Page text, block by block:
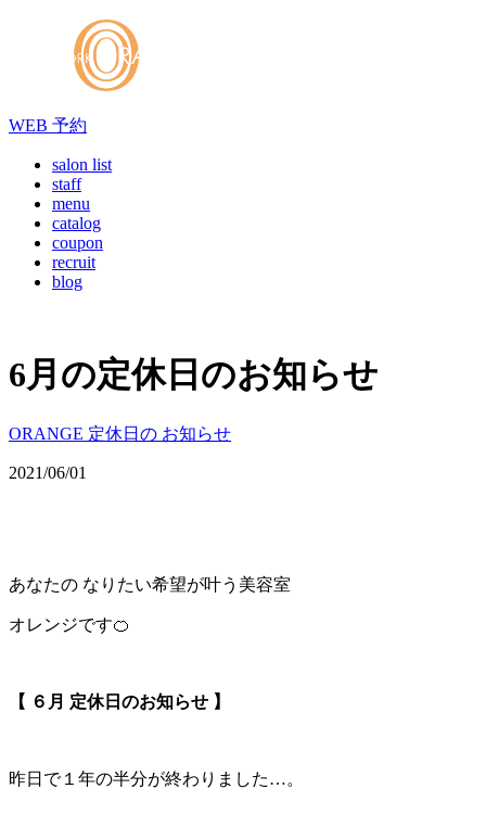
WEB 予約
salon list
staff
menu
catalog
coupon
recruit
blog
6月の定休日のお知らせ
ORANGE 定休日の お知らせ
2021/06/01
あなたの なりたい希望が叶う美容室
オレンジです🍊
【 ６月 定休日のお知らせ 】
昨日で１年の半分が終わりました…。